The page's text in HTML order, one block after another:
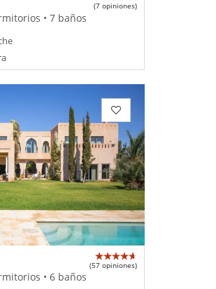
(7 opiniones)
• 7 baños
(57 opiniones)
• 6 baños